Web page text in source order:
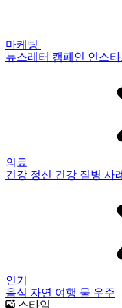
마케팅
뉴스레터 캠페인 인스
의료
건강 정신 건강 질병 사
인기
음식 자연 여행 물 우주
스타일